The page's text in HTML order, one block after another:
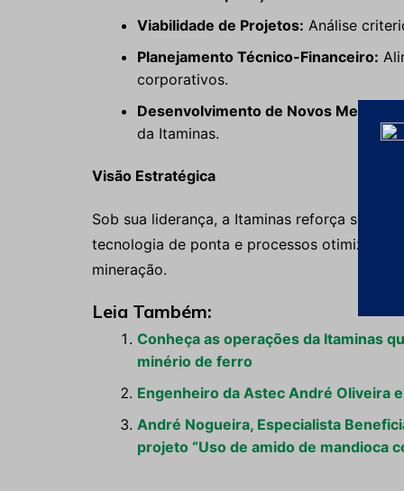
Viabilidade de Projetos: Análise
Planejamento Técnico-Financeiro:
corporativos.
Desenvolvimento de Novos
da Itaminas.
Visão Estratégica
Sob sua liderança, a Itaminas reforça seu
tecnologia de ponta e processos
mineração.
Leia Também:
Conheça as operações da Itaminas
minério de ferro
Engenheiro da Astec André Oliveira
André Nogueira, Especialista
projeto “Uso de amido de mandioca